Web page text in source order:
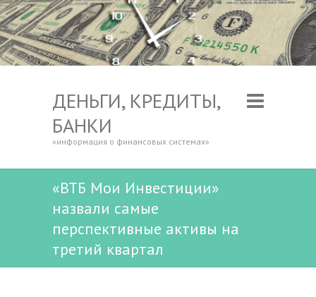
ДЕНЬГИ, КРЕДИТЫ,
БАНКИ
«информация о финансовых системах»
«ВТБ Мои Инвестиции»
назвали самые
перспективные активы на
третий квартал